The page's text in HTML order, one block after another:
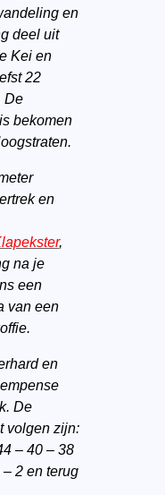
en
deel uit
Kei en
22
De
bekomen
en
,
na je
een
van een
en
De
volgen zijn:
– 40 – 38
2 en terug